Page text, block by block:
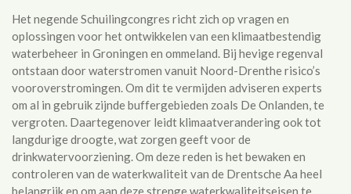
Het negende Schuilingcongres richt zich op vragen en
oplossingen voor het ontwikkelen van een klimaatbestendig
waterbeheer in Groningen en ommeland. Bij hevige regenval
ontstaan door waterstromen vanuit Noord-Drenthe risico’s
vooroverstromingen. Om dit te vermijden adviseren experts
om al in gebruik zijnde buffergebieden zoals De Onlanden, te
vergroten. Daartegenover leidt klimaatverandering ook tot
langdurige droogte, wat zorgen geeft voor de
drinkwatervoorziening. Om deze reden is het bewaken en
controleren van de waterkwaliteit van de Drentsche Aa heel
belangrijk en om aan deze strenge waterkwaliteitseisen te